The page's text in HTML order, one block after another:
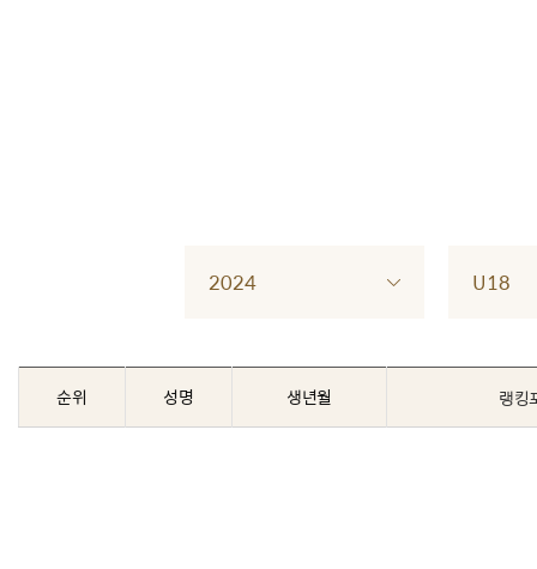
2024 U18
순위 성명 생년월 랭킹